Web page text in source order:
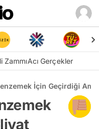
ZammıAcı Gerçekler
İçin Geçirdiği